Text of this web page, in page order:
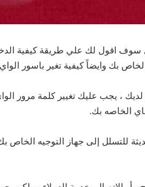
، يجب عليك تغيير كلمة مرور
الخاصه بك.
للتسلل إلى جهاز التوجيه